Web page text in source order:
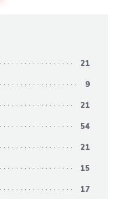
21
9
21
54
21
15
17